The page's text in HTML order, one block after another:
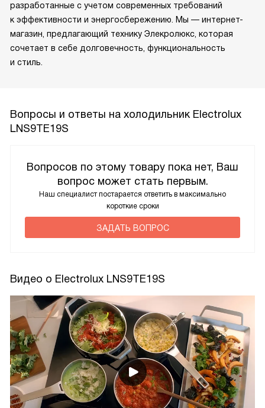
разработанные с учетом современных требований
к эффективности и энергосбережению. Мы — интернет-
магазин, предлагающий технику Элекролюкс, которая
сочетает в себе долговечность, функциональность
и стиль.
Вопросы и ответы на холодильник Electrolux
LNS9TE19S
Вопросов по этому товару пока нет, Ваш
вопрос может стать первым.
Наш специалист постарается ответить в максимально
короткие сроки
ЗАДАТЬ ВОПРОС
Видео о Electrolux LNS9TE19S